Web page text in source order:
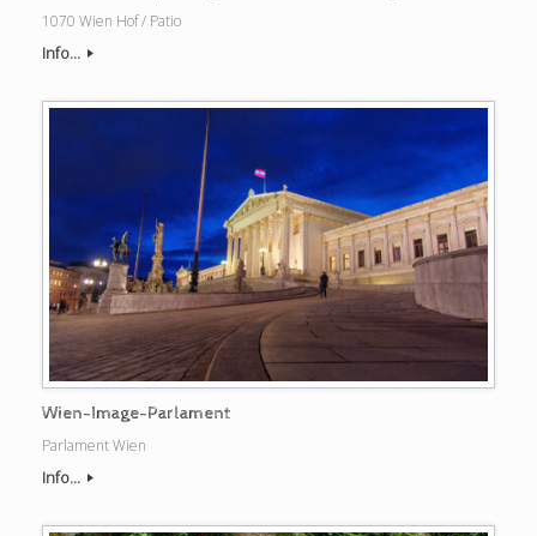
1070 Wien Hof / Patio
Info...
Wien-Image-Parlament
Parlament Wien
Info...